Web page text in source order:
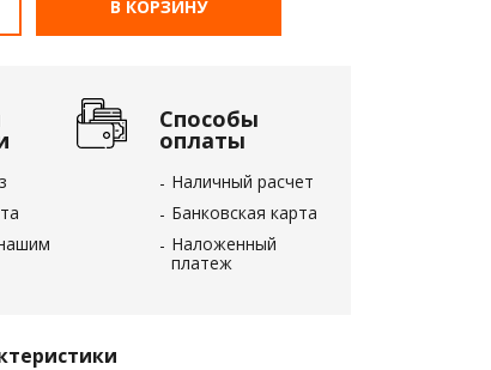
В КОРЗИНУ
Способы
оплаты
Наличный расчет
Банковская карта
Наложенный
платеж